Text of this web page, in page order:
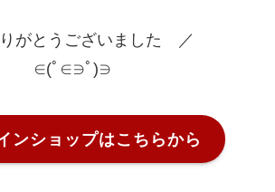
がとうございました ／
∈(ﾟ∈∋ﾟ)∋
ンショップはこちらから